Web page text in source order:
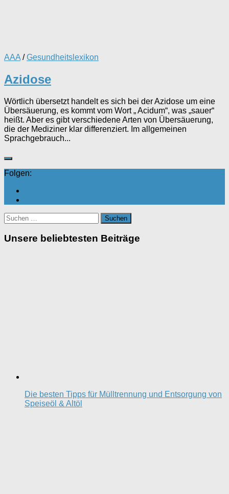
AAA /Gesundheitslexikon
Azidose
Wörtlich übersetzt handelt es sich bei der Azidose um eine
Übersäuerung, es kommt vom Wort „ Acidum“, was „sauer“
heißt. Aber es gibt verschiedene Arten von Übersäuerung,
die der Mediziner klar differenziert. Im allgemeinen
Sprachgebrauch...
Folgen:
Suchen
nach:
Unsere beliebtesten Beiträge
Die besten Tipps für Mülltrennung und Entsorgung von
Speiseöl & Altöl